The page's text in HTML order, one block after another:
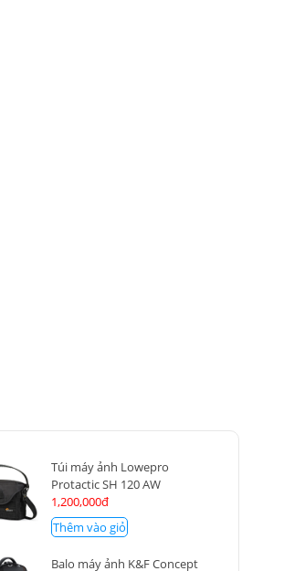
Túi máy ảnh Lowepro
Protactic SH 120 AW
1,200,000đ
Thêm vào giỏ
Balo máy ảnh K&F Concept